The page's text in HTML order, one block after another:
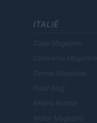
ITALIË
Casa Magazine
Cineverse Magazine
Donne Magazine
Food Blog
Milano Notizie
Motor Magazine